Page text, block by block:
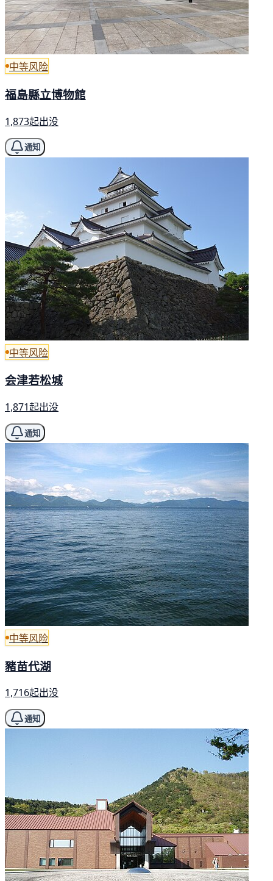
中等风险
福島縣立博物館
1,873起出没
通知
中等风险
会津若松城
1,871起出没
通知
中等风险
豬苗代湖
1,716起出没
通知